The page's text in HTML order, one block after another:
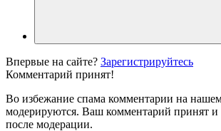
Впервые на сайте? Зарегистрируйтесь
Комментарий принят!
Во избежание спама комментарии на
модерируются. Ваш комментарий принят и
после модерации.